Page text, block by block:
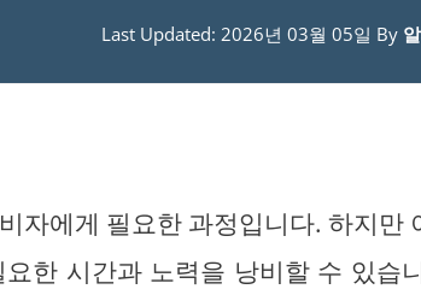
Last Updated: 2026년 03월 05일 By
자에게 필요한 과정입니다. 하지만
한 시간과 노력을 낭비할 수 있습